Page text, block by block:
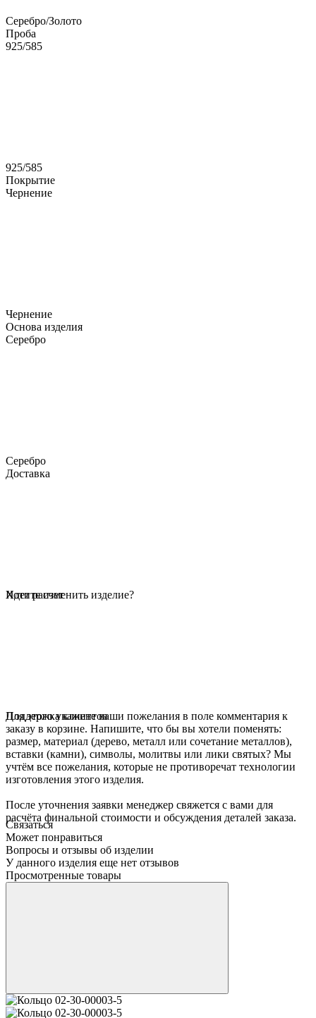
Серебро/Золото
Проба
925/585
925/585
Покрытие
Чернение
Чернение
Основа изделия
Серебро
Серебро
Доставка
Идет расчет
Хотите изменить изделие?
Для этого укажите ваши пожелания в поле комментария к
заказу в корзине. Напишите, что бы вы хотели поменять:
размер, материал (дерево, металл или сочетание металлов),
вставки (камни), символы, молитвы или лики святых? Мы
учтём все пожелания, которые не противоречат технологии
изготовления этого изделия.
После уточнения заявки менеджер свяжется с вами для
расчёта финальной стоимости и обсуждения деталей заказа.
Поддержка клиентов
Связаться
Может понравиться
Вопросы и отзывы об изделии
У данного изделия еще нет отзывов
Просмотренные товары